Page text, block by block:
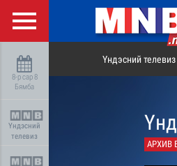
8-р сар 8
Бямба
Үндэсний
телевиз
Үндэсний телевиз
АРХИВ